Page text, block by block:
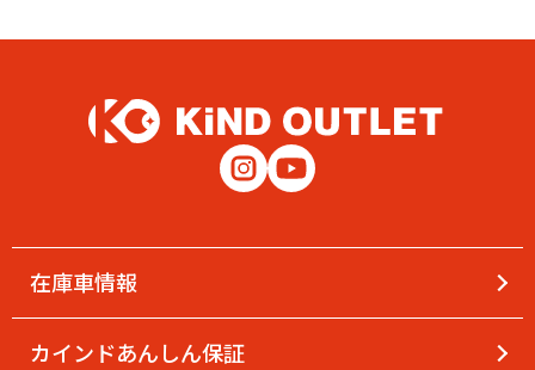
在庫車情報
カインドあんしん保証